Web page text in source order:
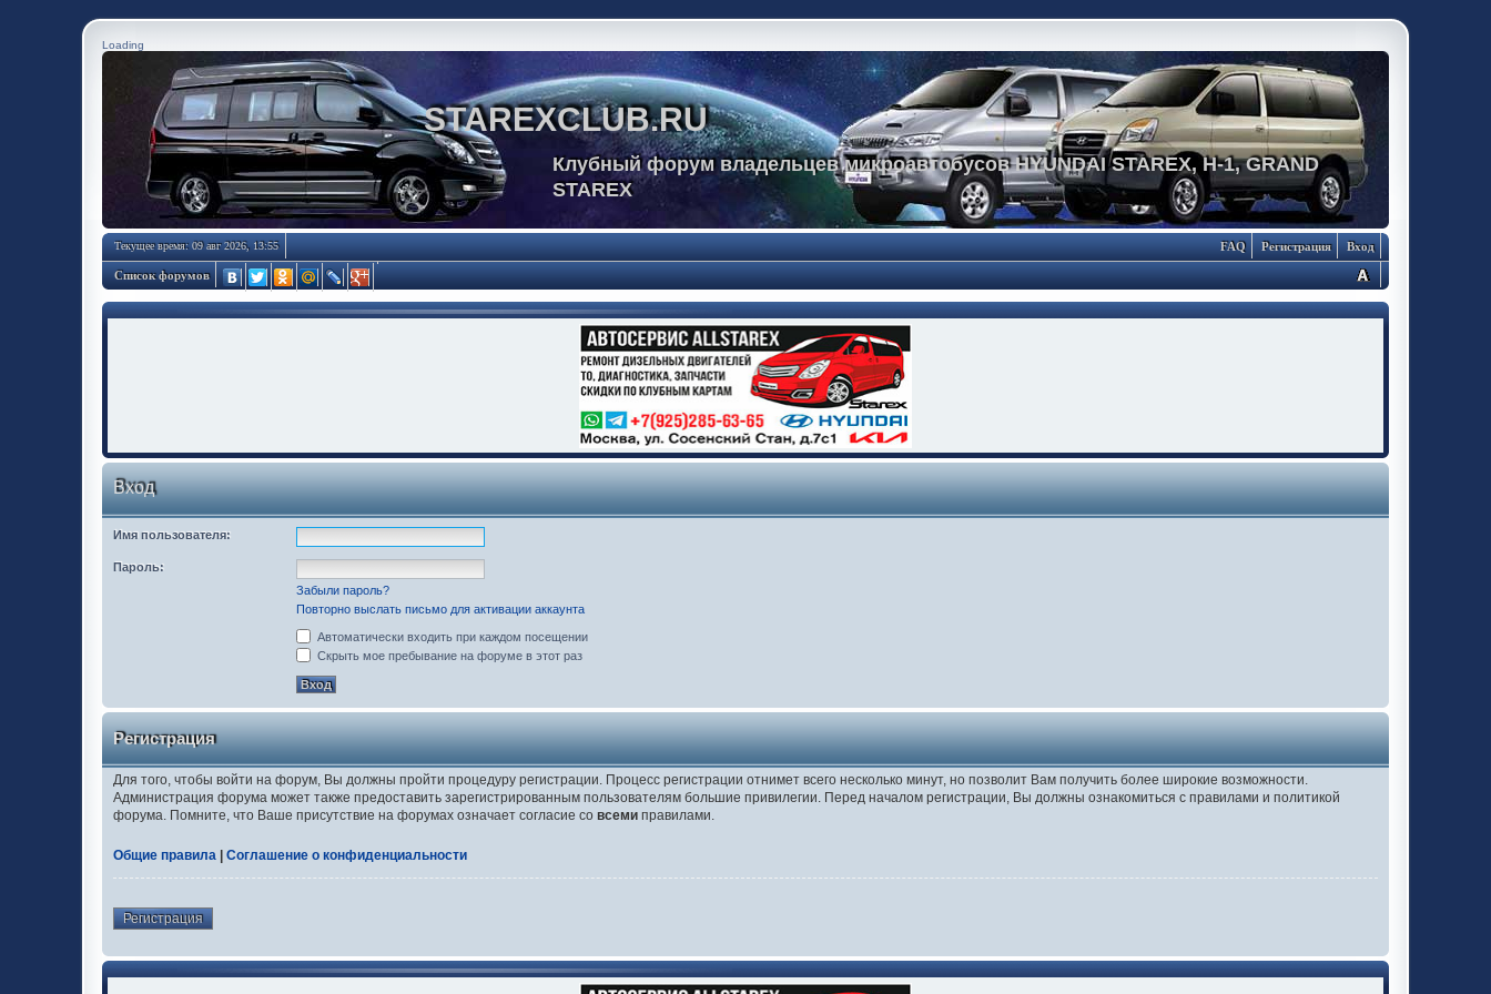
Loading
STAREXCLUB.RU
Клубный форум владельцев микроавтобусов HYUNDAI STAREX, H-1, GRAND
STAREX
Текущее время: 09 авг 2026, 13:55 Вход
Регистрация
FAQ
Список форумов
Вход
Имя пользователя:
Пароль:
Забыли пароль?
Повторно выслать письмо для активации аккаунта
Автоматически входить при каждом посещении
Скрыть мое пребывание на форуме в этот раз
Регистрация
Для того, чтобы войти на форум, Вы должны пройти процедуру регистрации. Процесс регистрации отнимет всего несколько минут, но позволит Вам получить более широкие возможности.
Администрация форума может также предоставить зарегистрированным пользователям большие привилегии. Перед началом регистрации, Вы должны ознакомиться с правилами и политикой
форума. Помните, что Ваше присутствие на форумах означает согласие со всеми правилами.
Общие правила Соглашение о конфиденциальности
Регистрация